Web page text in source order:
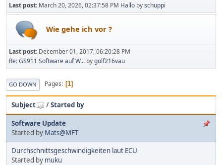
Last post: March 20, 2026, 02:37:58 PM Hallo byschuppi
Wie gehe ich vor ?
Last post: December 01, 2017, 06:20:28 PM
Re: GS911 Software auf W... bygolf216vau
GO DOWN Pages 1
Subject /Started by
Software Update
Started by Mats@MFT
Durchschnittsgeschwindigkeiten laut ECU
Started by muku